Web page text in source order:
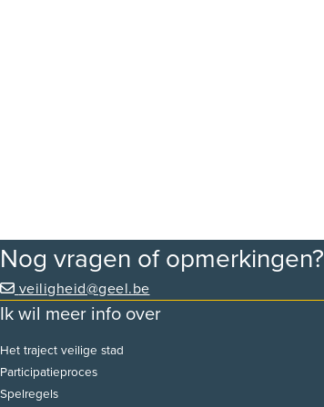
Nog vragen of opmerkingen?
veiligheid@geel.be
Ik wil meer info over
Het traject veilige stad
Participatieproces
Spelregels